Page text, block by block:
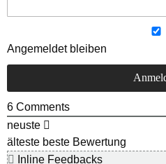
Angemeldet bleiben
6 Comments
neuste
älteste beste Bewertung
Inline Feedbacks